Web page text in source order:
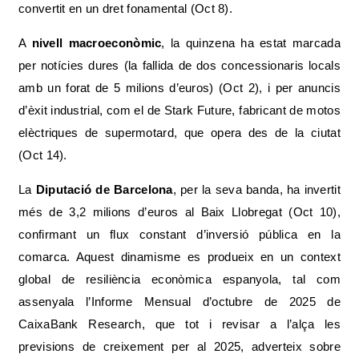
convertit en un dret fonamental (Oct 8).
A nivell macroeconòmic, la quinzena ha estat marcada
per notícies dures (la fallida de dos concessionaris locals
amb un forat de 5 milions d’euros) (Oct 2), i per anuncis
d’èxit industrial, com el de Stark Future, fabricant de motos
elèctriques de supermotard, que opera des de la ciutat
(Oct 14).
La Diputació de Barcelona, per la seva banda, ha invertit
més de 3,2 milions d’euros al Baix Llobregat (Oct 10),
confirmant un flux constant d’inversió pública en la
comarca. Aquest dinamisme es produeix en un context
global de resiliència econòmica espanyola, tal com
assenyala l’Informe Mensual d’octubre de 2025 de
CaixaBank Research, que tot i revisar a l’alça les
previsions de creixement per al 2025, adverteix sobre